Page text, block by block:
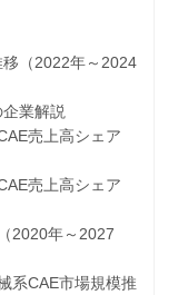
2022年～2024
業解説
売上高シェア
売上高シェア
2020年～2027
CAE市場規模推